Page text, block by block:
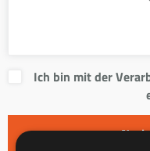
Ich bin mit der